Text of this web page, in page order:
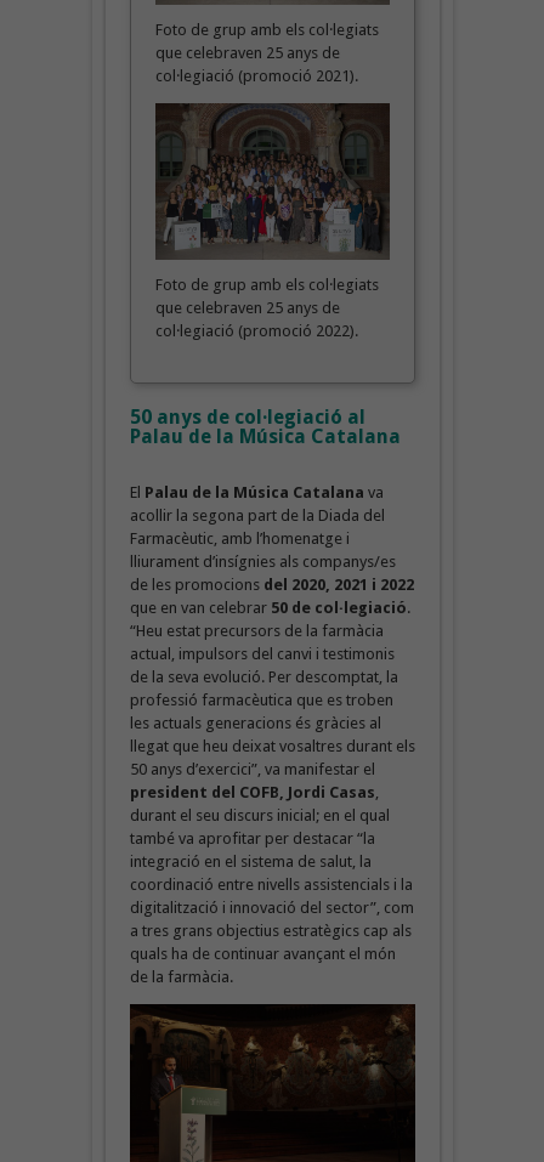
Foto de grup amb els col·legiats
que celebraven 25 anys de
col·legiació (promoció 2021).
Foto de grup amb els col·legiats
que celebraven 25 anys de
col·legiació (promoció 2022).
50 anys de col·legiació al
Palau de la Música Catalana
El Palau de la Música Catalana va
acollir la segona part de la Diada del
Farmacèutic, amb l’homenatge i
lliurament d’insígnies als companys/es
de les promocions del 2020, 2021 i 2022
que en van celebrar 50 de col·legiació.
“Heu estat precursors de la farmàcia
actual, impulsors del canvi i testimonis
de la seva evolució. Per descomptat, la
professió farmacèutica que es troben
les actuals generacions és gràcies al
llegat que heu deixat vosaltres durant els
50 anys d’exercici”, va manifestar el
president del COFB, Jordi Casas,
durant el seu discurs inicial; en el qual
també va aprofitar per destacar “la
integració en el sistema de salut, la
coordinació entre nivells assistencials i la
digitalització i innovació del sector”, com
a tres grans objectius estratègics cap als
quals ha de continuar avançant el món
de la farmàcia.